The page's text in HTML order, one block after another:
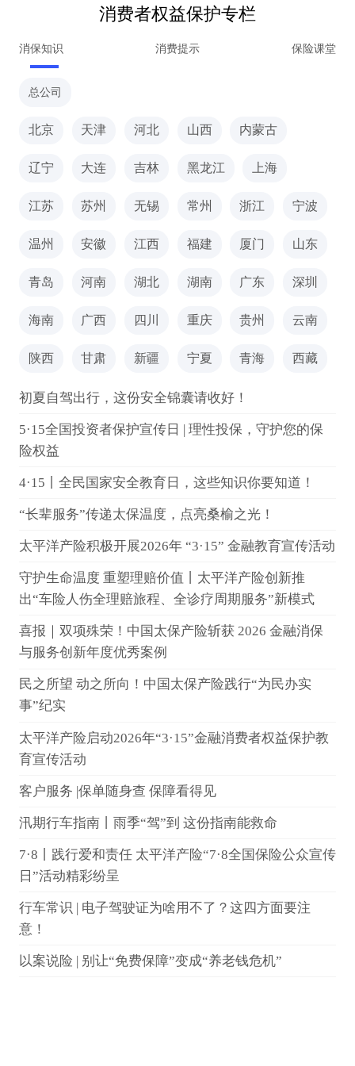
消费者权益保护专栏
消保知识 消费提示 保险课堂
总公司
北京 天津 河北 山西 内蒙古
辽宁 大连 吉林 黑龙江 上海
江苏 苏州 无锡 常州 浙江 宁波
温州 安徽 江西 福建 厦门 山东
青岛 河南 湖北 湖南 广东 深圳
海南 广西 四川 重庆 贵州 云南
陕西 甘肃 新疆 宁夏 青海 西藏
初夏自驾出行，这份安全锦囊请收好！
5·15全国投资者保护宣传日 | 理性投保，守护您的保
险权益
4·15丨全民国家安全教育日，这些知识你要知道！
“长辈服务”传递太保温度，点亮桑榆之光！
太平洋产险积极开展2026年 “3·15” 金融教育宣传活动
守护生命温度 重塑理赔价值丨太平洋产险创新推
出“车险人伤全理赔旅程、全诊疗周期服务”新模式
喜报｜双项殊荣！中国太保产险斩获 2026 金融消保
与服务创新年度优秀案例
民之所望 动之所向！中国太保产险践行“为民办实
事”纪实
太平洋产险启动2026年“3·15”金融消费者权益保护教
育宣传活动
客户服务 |保单随身查 保障看得见
汛期行车指南丨雨季“驾”到 这份指南能救命
7·8丨践行爱和责任 太平洋产险“7·8全国保险公众宣传
日”活动精彩纷呈
行车常识 | 电子驾驶证为啥用不了？这四方面要注
意！
以案说险 | 别让“免费保障”变成“养老钱危机”